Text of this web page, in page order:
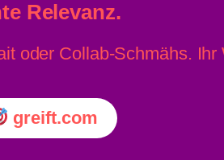
Relevanz.
oder Collab-Schmähs.
greift.com